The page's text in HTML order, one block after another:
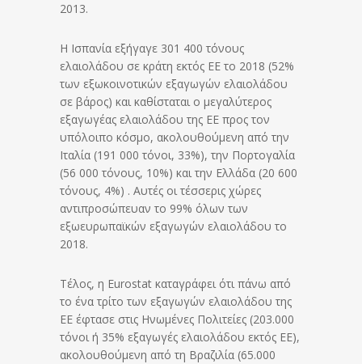
2013.
Η Ισπανία εξήγαγε 301 400 τόνους
ελαιολάδου σε κράτη εκτός ΕΕ το 2018 (52%
των εξωκοινοτικών εξαγωγών ελαιολάδου
σε βάρος) και καθίσταται ο μεγαλύτερος
εξαγωγέας ελαιολάδου της ΕΕ προς τον
υπόλοιπο κόσμο, ακολουθούμενη από την
Ιταλία (191 000 τόνοι, 33%), την Πορτογαλία
(56 000 τόνους, 10%) και την Ελλάδα (20 600
τόνους, 4%) . Αυτές οι τέσσερις χώρες
αντιπροσώπευαν το 99% όλων των
εξωευρωπαϊκών εξαγωγών ελαιολάδου το
2018.
Τέλος, η Eurostat καταγράφει ότι πάνω από
το ένα τρίτο των εξαγωγών ελαιολάδου της
ΕΕ έφτασε στις Ηνωμένες Πολιτείες (203.000
τόνοι ή 35% εξαγωγές ελαιολάδου εκτός ΕΕ),
ακολουθούμενη από τη Βραζιλία (65.000